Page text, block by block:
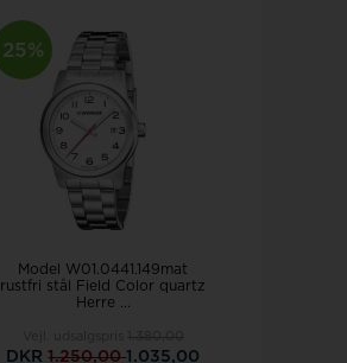
25%
Model W01.0441.149mat
rustfri stål Field Color quartz
Herre ...
DKR1.250,001.035,00